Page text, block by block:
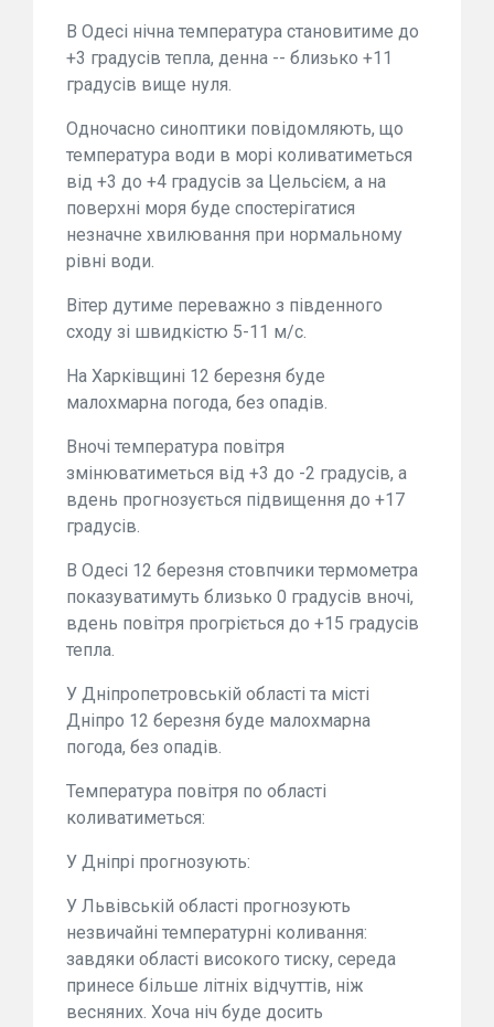
В Одесі нічна температура становитиме до
+3 градусів тепла, денна -- близько +11
градусів вище нуля.
Одночасно синоптики повідомляють, що
температура води в морі коливатиметься
від +3 до +4 градусів за Цельсієм, а на
поверхні моря буде спостерігатися
незначне хвилювання при нормальному
рівні води.
Вітер дутиме переважно з південного
сходу зі швидкістю 5-11 м/с.
На Харківщині 12 березня буде
малохмарна погода, без опадів.
Вночі температура повітря
змінюватиметься від +3 до -2 градусів, а
вдень прогнозується підвищення до +17
градусів.
В Одесі 12 березня стовпчики термометра
показуватимуть близько 0 градусів вночі,
вдень повітря прогріється до +15 градусів
тепла.
У Дніпропетровській області та місті
Дніпро 12 березня буде малохмарна
погода, без опадів.
Температура повітря по області
коливатиметься:
У Дніпрі прогнозують:
У Львівській області прогнозують
незвичайні температурні коливання:
завдяки області високого тиску, середа
принесе більше літніх відчуттів, ніж
весняних. Хоча ніч буде досить